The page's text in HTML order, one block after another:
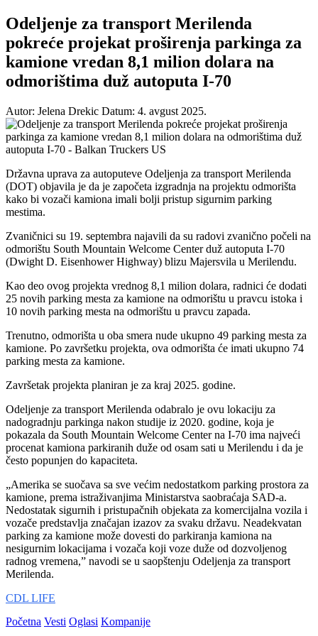
Odeljenje za transport Merilenda
pokreće projekat proširenja parkinga za
kamione vredan 8,1 milion dolara na
odmorištima duž autoputa I-70
Autor: Jelena Drekic Datum: 4. avgust 2025.
Državna uprava za autoputeve Odeljenja za transport Merilenda
(DOT) objavila je da je započeta izgradnja na projektu odmorišta
kako bi vozači kamiona imali bolji pristup sigurnim parking
mestima.
Zvaničnici su 19. septembra najavili da su radovi zvanično počeli na
odmorištu South Mountain Welcome Center duž autoputa I-70
(Dwight D. Eisenhower Highway) blizu Majersvila u Merilendu.
Kao deo ovog projekta vrednog 8,1 milion dolara, radnici će dodati
25 novih parking mesta za kamione na odmorištu u pravcu istoka i
10 novih parking mesta na odmorištu u pravcu zapada.
Trenutno, odmorišta u oba smera nude ukupno 49 parking mesta za
kamione. Po završetku projekta, ova odmorišta će imati ukupno 74
parking mesta za kamione.
Završetak projekta planiran je za kraj 2025. godine.
Odeljenje za transport Merilenda odabralo je ovu lokaciju za
nadogradnju parkinga nakon studije iz 2020. godine, koja je
pokazala da South Mountain Welcome Center na I-70 ima najveći
procenat kamiona parkiranih duže od osam sati u Merilendu i da je
često popunjen do kapaciteta.
„Amerika se suočava sa sve većim nedostatkom parking prostora za
kamione, prema istraživanjima Ministarstva saobraćaja SAD-a.
Nedostatak sigurnih i pristupačnih objekata za komercijalna vozila i
vozače predstavlja značajan izazov za svaku državu. Neadekvatan
parking za kamione može dovesti do parkiranja kamiona na
nesigurnim lokacijama i vozača koji voze duže od dozvoljenog
radnog vremena,” navodi se u saopštenju Odeljenja za transport
Merilenda.
CDL LIFE
Početna Vesti Oglasi Kompanije